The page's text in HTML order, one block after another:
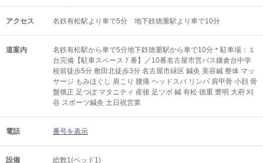
アクセス 名鉄有松駅より車で5分 地下鉄徳重駅より車で10分
道案内
名鉄有松駅から車で5分地下鉄徳重駅から車で10分＊駐車場：１
台完備【駐車スペース７番】／10番名古屋市営バス鎌倉台中学
校前徒歩5分 敷田北徒歩3分 名古屋市緑区 鍼灸 美容鍼 整体 マッ
サージ もみほぐし 肩こり 腰痛 ヘッドスパ リンパ 肩甲骨 小顔 骨
盤矯正 足つぼ マタニティ 産後 足ツボ 鍼 有松 徳重 豊明 大府 刈
谷 スポーツ鍼灸 土日祝営業
電話 番号を表示
設備 総数1(ベッド1)